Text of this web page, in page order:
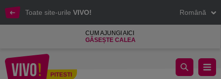
Toate site-urile VIVO! Română
CUM AJUNGI AICI
GĂSEȘTE CALEA
PITESTI
🎃 Halloween la VIVO! – Distracție de speriat pentru cei mici!​